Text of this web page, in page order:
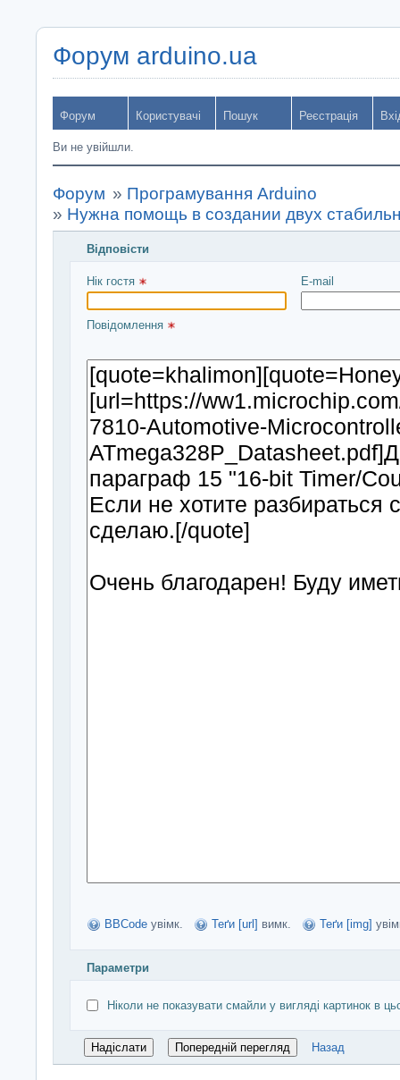
Форум arduino.ua
Форум Користувачі Пошук Реєстрація
Ви не увійшли.
Форум » Програмування Arduino
» Нужна помощь в создании двух
Відповісти
Введіть повідомлення і натисніть Надіслати
Нік гостя E-mail
Повідомлення
BBCode увімк. Теґи [url] вимк. Теґи [img]
Параметри
Ніколи не показувати смайли у вигляді картинок в
Назад